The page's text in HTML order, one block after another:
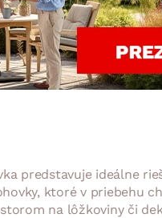
Záhradné
VIANOCE
hojdačky
lehátka
doplnky
predstavuje ideálne
ktoré v priebehu
na lôžkoviny či